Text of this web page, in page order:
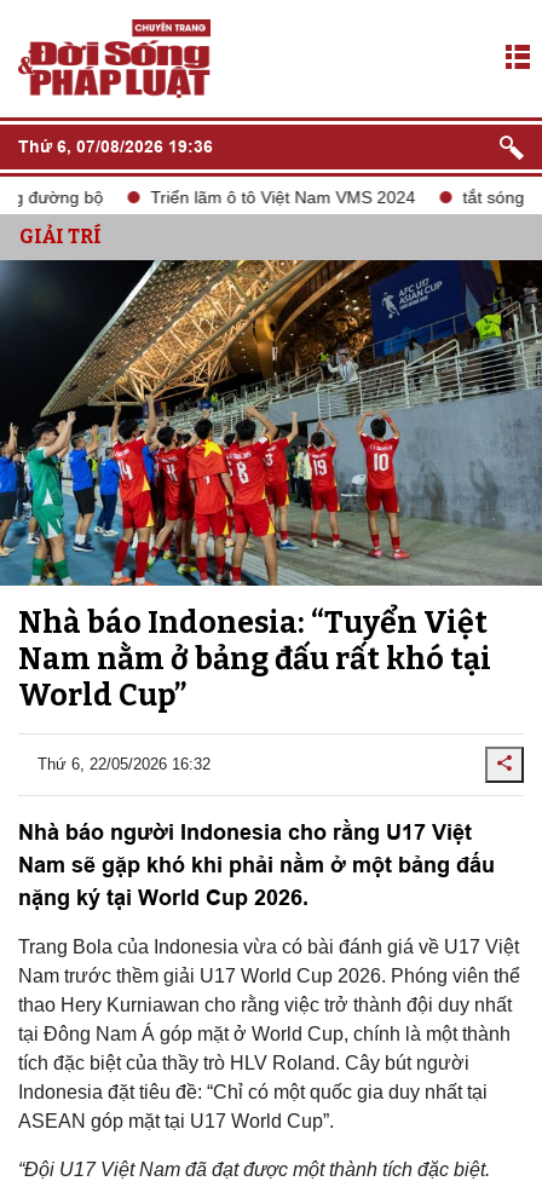
Thứ 6, 07/08/2026 19:36
bộ Triển lãm ô tô Việt Nam VMS 2024 tắt sóng 2G
GIẢI TRÍ
Nhà báo Indonesia: “Tuyển Việt
Nam nằm ở bảng đấu rất khó tại
World Cup”
Thứ 6, 22/05/2026 16:32
Nhà báo người Indonesia cho rằng U17 Việt
Nam sẽ gặp khó khi phải nằm ở một bảng đấu
nặng ký tại World Cup 2026.
Trang Bola của Indonesia vừa có bài đánh giá về U17 Việt
Nam trước thềm giải U17 World Cup 2026. Phóng viên thể
thao Hery Kurniawan cho rằng việc trở thành đội duy nhất
tại Đông Nam Á góp mặt ở World Cup, chính là một thành
tích đặc biệt của thầy trò HLV Roland. Cây bút người
Indonesia đặt tiêu đề: “Chỉ có một quốc gia duy nhất tại
ASEAN góp mặt tại U17 World Cup”.
“Đội U17 Việt Nam đã đạt được một thành tích đặc biệt.